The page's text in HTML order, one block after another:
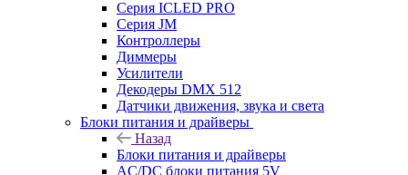
Серия ICLED PRO
Серия JM
Контроллеры
Диммеры
Усилители
Декодеры DMX 512
Датчики движения, звука и света
Блоки питания и драйверы
Назад
Блоки питания и драйверы
AC/DC блоки питания 5V